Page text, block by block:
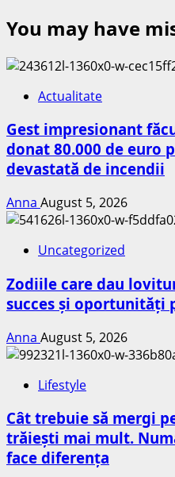
You may have
Actualitate
Gest impresionant
donat 80.000 de euro
devastată de incendii
Anna August 5, 2026
Uncategorized
Zodiile care dau
succes și oportunități
Anna August 5, 2026
Lifestyle
Cât trebuie să mergi
trăiești mai mult.
face diferența